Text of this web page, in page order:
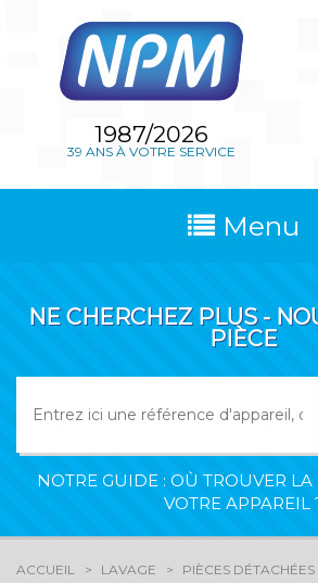
1987/2026
39 ANS À VOTRE SERVICE
Menu
NE CHERCHEZ PLUS -
PIÈCE
NOTRE GUIDE : OÙ TROUVER LA
VOTRE APPAREIL
ACCUEIL LAVAGE PIÈCES